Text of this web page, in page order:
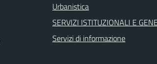
Urbanistica
SERVIZI ISTITUZIONALI E
Servizi di informazione